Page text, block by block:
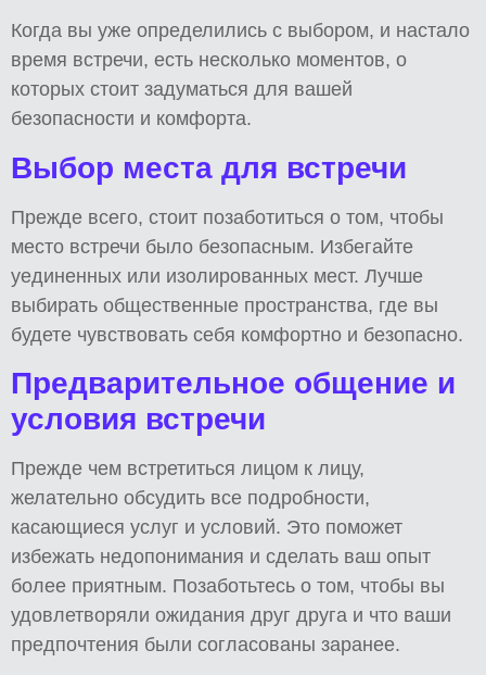
Когда вы уже определились с выбором, и настало
время встречи, есть несколько моментов, о
которых стоит задуматься для вашей
безопасности и комфорта.
Выбор места для встречи
Прежде всего, стоит позаботиться о том, чтобы
место встречи было безопасным. Избегайте
уединенных или изолированных мест. Лучше
выбирать общественные пространства, где вы
будете чувствовать себя комфортно и безопасно.
Предварительное общение и
условия встречи
Прежде чем встретиться лицом к лицу,
желательно обсудить все подробности,
касающиеся услуг и условий. Это поможет
избежать недопонимания и сделать ваш опыт
более приятным. Позаботьтесь о том, чтобы вы
удовлетворяли ожидания друг друга и что ваши
предпочтения были согласованы заранее.